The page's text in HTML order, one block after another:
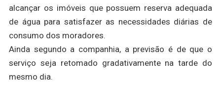
alcançar os imóveis que possuem reserva adequada
de água para satisfazer as necessidades diárias de
consumo dos moradores.
Ainda segundo a companhia, a previsão é de que o
serviço seja retomado gradativamente na tarde do
mesmo dia.